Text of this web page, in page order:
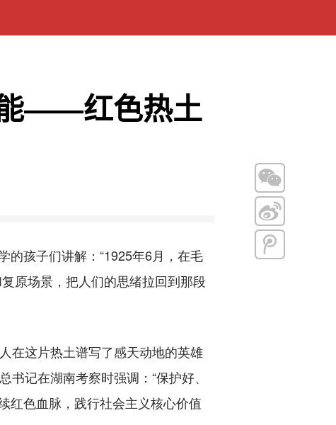
能——红色热土
孩子们讲解：“1925年6月，在毛
原场景，把人们的思绪拉回到那段
在这片热土谱写了感天动地的英雄
记在湖南考察时强调：“保护好、
红色血脉，践行社会主义核心价值